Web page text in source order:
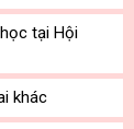
tại Hội
khác